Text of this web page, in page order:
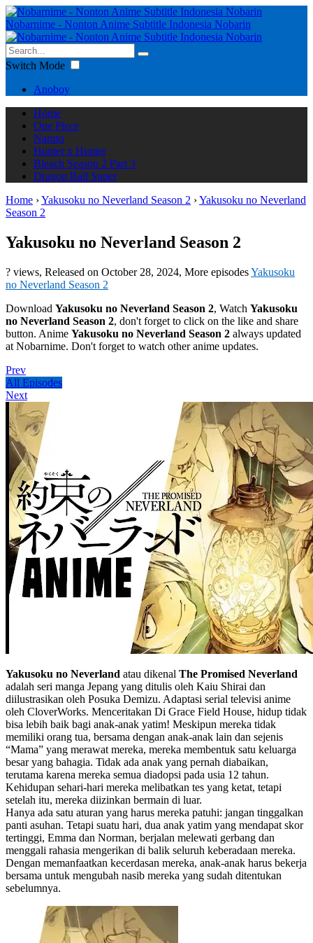
Nobarnime - Nonton Anime Subtitle Indonesia Nobarin
Switch Mode
Anoboy
Home
One Piece
Naruto
Hunter x Hunter
Bleach Season 2 Part 3
Dragon Ball Super
Home ›Yakusoku no Neverland Season 2 ›Yakusoku no Neverland
Season 2
Yakusoku no Neverland Season 2
? views, Released on October 28, 2024, More episodesYakusoku
no Neverland Season 2
Download Yakusoku no Neverland Season 2, Watch Yakusoku
no Neverland Season 2, don't forget to click on the like and share
button. Anime Yakusoku no Neverland Season 2 always updated
at Nobarnime. Don't forget to watch other anime updates.
Prev
All Episodes
Next
Yakusoku no Neverland atau dikenal The Promised Neverland
adalah seri manga Jepang yang ditulis oleh Kaiu Shirai dan
diilustrasikan oleh Posuka Demizu. Adaptasi serial televisi anime
oleh CloverWorks. Menceritakan Di Grace Field House, hidup tidak
bisa lebih baik bagi anak-anak yatim! Meskipun mereka tidak
memiliki orang tua, bersama dengan anak-anak lain dan sejenis
“Mama” yang merawat mereka, mereka membentuk satu keluarga
besar yang bahagia. Tidak ada anak yang pernah diabaikan,
terutama karena mereka semua diadopsi pada usia 12 tahun.
Kehidupan sehari-hari mereka melibatkan tes yang ketat, tetapi
setelah itu, mereka diizinkan bermain di luar.
Hanya ada satu aturan yang harus mereka patuhi: jangan tinggalkan
panti asuhan. Tetapi suatu hari, dua anak yatim yang mendapat skor
tertinggi, Emma dan Norman, berjalan melewati gerbang dan
menggali rahasia mengerikan di balik seluruh keberadaan mereka.
Dengan memanfaatkan kecerdasan mereka, anak-anak harus bekerja
bersama untuk mengubah nasib mereka yang sudah ditentukan
sebelumnya.